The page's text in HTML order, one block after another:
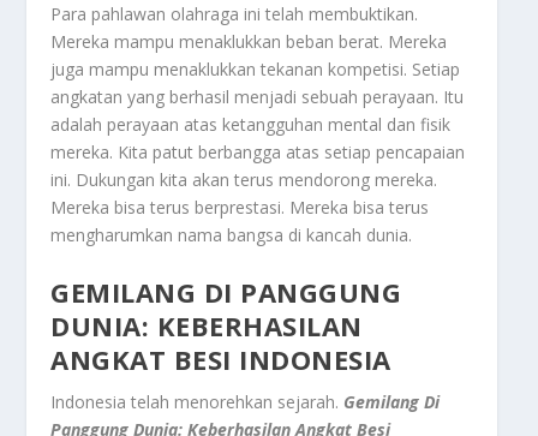
Para pahlawan olahraga ini telah membuktikan.
Mereka mampu menaklukkan beban berat. Mereka
juga mampu menaklukkan tekanan kompetisi. Setiap
angkatan yang berhasil menjadi sebuah perayaan. Itu
adalah perayaan atas ketangguhan mental dan fisik
mereka. Kita patut berbangga atas setiap pencapaian
ini. Dukungan kita akan terus mendorong mereka.
Mereka bisa terus berprestasi. Mereka bisa terus
mengharumkan nama bangsa di kancah dunia.
GEMILANG DI PANGGUNG
DUNIA: KEBERHASILAN
ANGKAT BESI INDONESIA
Indonesia telah menorehkan sejarah. Gemilang Di
Panggung Dunia: Keberhasilan Angkat Besi